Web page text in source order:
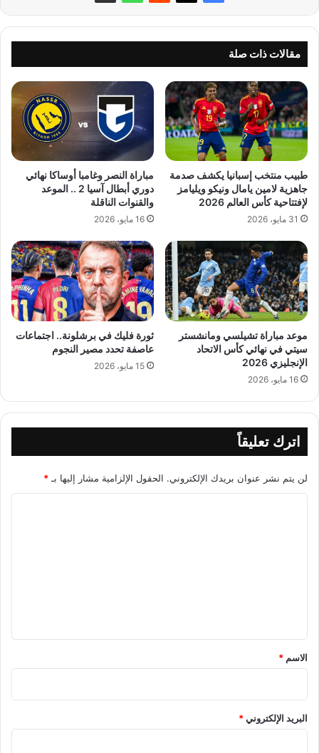
مقالات ذات صلة
طبيب منتخب إسبانيا يكشف صدمة
جاهزية لامين يامال ونيكو ويليامز
لإفتتاحية كأس العالم 2026
31 مايو، 2026
مباراة النصر وغامبا أوساكا نهائي
دوري أبطال آسيا 2 .. الموعد
والقنوات الناقلة
16 مايو، 2026
موعد مباراة تشيلسي ومانشستر
سيتي في نهائي كأس الاتحاد
الإنجليزي 2026
16 مايو، 2026
ثورة فليك في برشلونة.. اجتماعات
عاصفة تحدد مصير النجوم
15 مايو، 2026
اترك تعليقاً
لن يتم نشر عنوان بريدك الإلكتروني. الحقول الإلزامية مشار إليها بـ *
*
الاسم *
البريد الإلكتروني*